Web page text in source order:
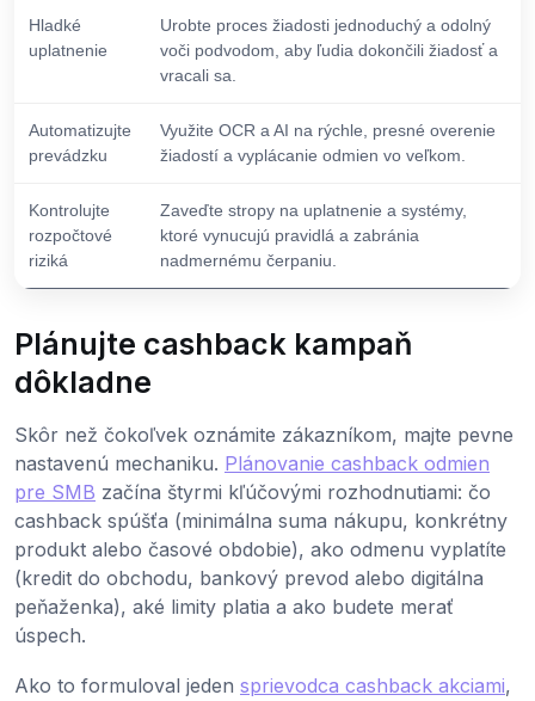
Hladké
uplatnenie
Urobte proces žiadosti jednoduchý a odolný
voči podvodom, aby ľudia dokončili žiadosť a
vracali sa.
Automatizujte
prevádzku
Využite OCR a AI na rýchle, presné overenie
žiadostí a vyplácanie odmien vo veľkom.
Kontrolujte
rozpočtové
riziká
Zaveďte stropy na uplatnenie a systémy,
ktoré vynucujú pravidlá a zabránia
nadmernému čerpaniu.
Plánujte cashback kampaň
dôkladne
Skôr než čokoľvek oznámite zákazníkom, majte pevne
nastavenú mechaniku. Plánovanie cashback odmien
pre SMB začína štyrmi kľúčovými rozhodnutiami: čo
cashback spúšťa (minimálna suma nákupu, konkrétny
produkt alebo časové obdobie), ako odmenu vyplatíte
(kredit do obchodu, bankový prevod alebo digitálna
peňaženka), aké limity platia a ako budete merať
úspech.
Ako to formuloval jeden sprievodca cashback akciami,